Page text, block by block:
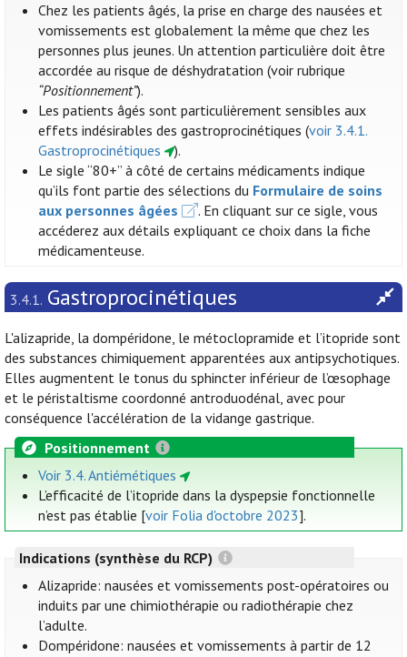
Chez les patients âgés, la prise en charge des nausées et
vomissements est globalement la même que chez les
personnes plus jeunes. Un attention particulière doit être
accordée au risque de déshydratation (voir rubrique
“Positionnement”).
Les patients âgés sont particulièrement sensibles aux
effets indésirables des gastroprocinétiques (voir 3.4.1.
Gastroprocinétiques
).
Le sigle “80+” à côté de certains médicaments indique
qu’ils font partie des sélections du Formulaire de soins
aux personnes âgées
. En cliquant sur ce sigle, vous
accéderez aux détails expliquant ce choix dans la fiche
médicamenteuse.
3.4.1. Gastroprocinétiques
L'alizapride, la dompéridone, le métoclopramide et l’itopride sont
des substances chimiquement apparentées aux antipsychotiques.
Elles augmentent le tonus du sphincter inférieur de l’œsophage
et le péristaltisme coordonné antroduodénal, avec pour
conséquence l'accélération de la vidange gastrique.
Positionnement
Voir 3.4. Antiémétiques
L’efficacité de l’itopride dans la dyspepsie fonctionnelle
n’est pas établie [voir Folia d'octobre 2023].
Indications (synthèse du RCP)
Alizapride: nausées et vomissements post-opératoires ou
induits par une chimiothérapie ou radiothérapie chez
l’adulte.
Dompéridone: nausées et vomissements à partir de 12